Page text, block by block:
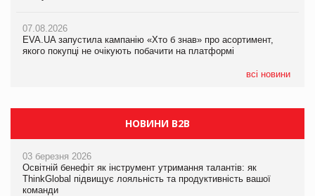
07.08.2026
EVA.UA запустила кампанію «Хто б знав» про асортимент,
якого покупці не очікують побачити на платформі
всі новини
07.08.2026
EVA.UA запустила кампанію «Хто б знав» про асортимент,
якого покупці не очікують побачити на платформі
НОВИНИ B2B
03 березня 2026
Освітній бенефіт як інструмент утримання талантів: як
ThinkGlobal підвищує лояльність та продуктивність вашої
команди